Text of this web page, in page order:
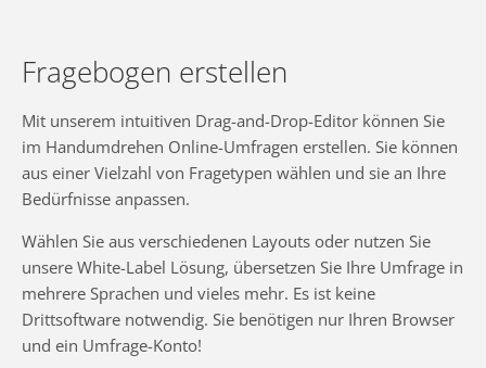
Fragebogen erstellen
Mit unserem intuitiven Drag-and-Drop-Editor können Sie
im Handumdrehen Online-Umfragen erstellen. Sie können
aus einer Vielzahl von Fragetypen wählen und sie an Ihre
Bedürfnisse anpassen.
Wählen Sie aus verschiedenen Layouts oder nutzen Sie
unsere White-Label Lösung, übersetzen Sie Ihre Umfrage in
mehrere Sprachen und vieles mehr. Es ist keine
Drittsoftware notwendig. Sie benötigen nur Ihren Browser
und ein Umfrage-Konto!